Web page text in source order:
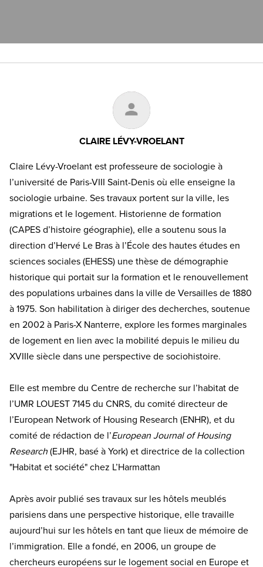
CLAIRE LÉVY-VROELANT
Claire Lévy-Vroelant est professeure de sociologie à
l’université de Paris-VIII Saint-Denis où elle enseigne la
sociologie urbaine. Ses travaux portent sur la ville, les
migrations et le logement. Historienne de formation
(CAPES d’histoire géographie), elle a soutenu sous la
direction d’Hervé Le Bras à l’École des hautes études en
sciences sociales (EHESS) une thèse de démographie
historique qui portait sur la formation et le renouvellement
des populations urbaines dans la ville de Versailles de 1880
à 1975. Son habilitation à diriger des decherches, soutenue
en 2002 à Paris-X Nanterre, explore les formes marginales
de logement en lien avec la mobilité depuis le milieu du
XVIIIe siècle dans une perspective de sociohistoire.
Elle est membre du Centre de recherche sur l’habitat de
l’UMR LOUEST 7145 du CNRS, du comité directeur de
l’European Network of Housing Research (ENHR), et du
comité de rédaction de l’European Journal of Housing
Research (EJHR, basé à York) et directrice de la collection
"Habitat et société" chez L’Harmattan
Après avoir publié ses travaux sur les hôtels meublés
parisiens dans une perspective historique, elle travaille
aujourd’hui sur les hôtels en tant que lieux de mémoire de
l’immigration. Elle a fondé, en 2006, un groupe de
chercheurs européens sur le logement social en Europe et